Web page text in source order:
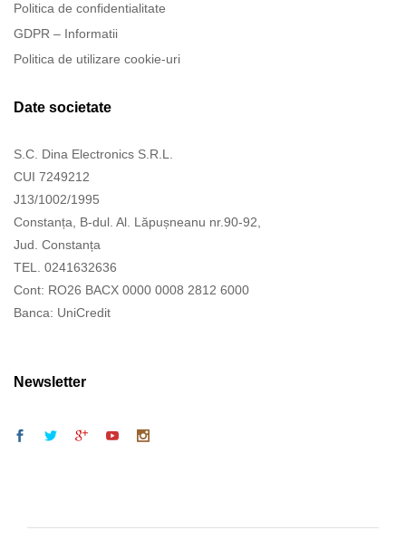
Politica de confidentialitate
GDPR – Informatii
Politica de utilizare cookie-uri
Date societate
S.C. Dina Electronics S.R.L.
CUI 7249212
J13/1002/1995
Constanța, B-dul. Al. Lăpușneanu nr.90-92,
Jud. Constanța
TEL. 0241632636
Cont: RO26 BACX 0000 0008 2812 6000
Banca: UniCredit
Newsletter